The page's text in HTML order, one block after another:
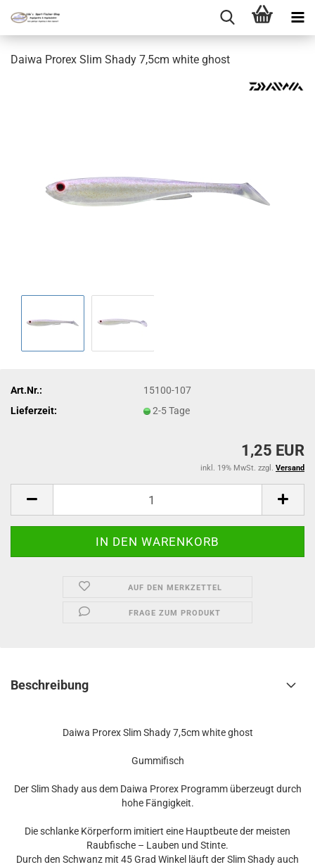
Daiwa Prorex Slim Shady 7,5cm white ghost
Art.Nr.:
15100-107
Lieferzeit:
2-5 Tage
1,25 EUR
inkl. 19% MwSt. zzgl. Versand
AUF DEN MERKZETTEL
FRAGE ZUM PRODUKT
Beschreibung
Daiwa Prorex Slim Shady 7,5cm white ghost
Gummifisch
Der Slim Shady aus dem Daiwa Prorex Programm überzeugt durch
hohe Fängigkeit.
Die schlanke Körperform imitiert eine Hauptbeute der meisten
Raubfische – Lauben und Stinte.
Durch den Schwanz mit 45 Grad Winkel läuft der Slim Shady auch